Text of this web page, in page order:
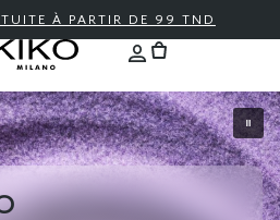
À PARTIR DE 99 TND